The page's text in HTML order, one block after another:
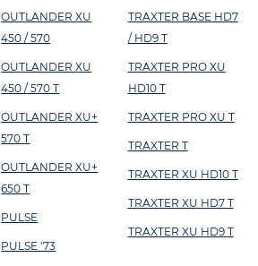
OUTLANDER XU
450 / 570
OUTLANDER XU
450 / 570 T
OUTLANDER XU+
570 T
OUTLANDER XU+
650 T
PULSE
PULSE '73
TRAXTER BASE HD7
/ HD9 T
TRAXTER PRO XU
HD10 T
TRAXTER PRO XU T
TRAXTER T
TRAXTER XU HD10 T
TRAXTER XU HD7 T
TRAXTER XU HD9 T